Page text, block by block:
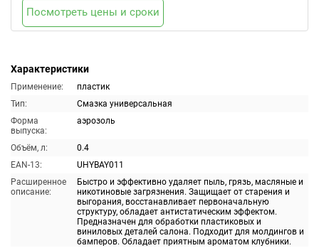
Характеристики
Применение:
пластик
Тип:
Смазка универсальная
Форма
выпуска:
аэрозоль
Объём, л:
0.4
EAN-13:
UHYBAY011
Расширенное
описание:
Быстро и эффективно удаляет пыль, грязь, масляные и
никотиновые загрязнения. Защищает от старения и
выгорания, восстанавливает первоначальную
структуру, обладает антистатическим эффектом.
Предназначен для обработки пластиковых и
виниловых деталей салона. Подходит для молдингов и
бамперов. Обладает приятным ароматом клубники.
Посмотреть цены и сроки